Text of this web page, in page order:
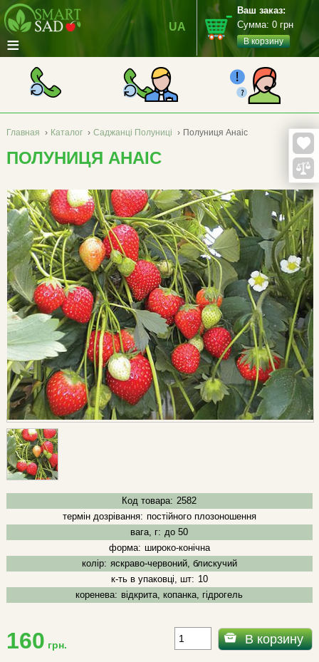
≡
UA
Ваш заказ:
Сумма: 0 грн
В корзину
Главная › Каталог › Саджанці Полуниці › Полуниця Анаіс
ПОЛУНИЦЯ АНАІС
Код товара: 2582
термін дозрівання: постійного плозоношення
вага, г: до 50
форма: широко-конічна
колір: яскраво-червоний, блискучий
к-ть в упаковці, шт: 10
коренева: відкрита, копанка, гідрогель
160 грн. В корзину